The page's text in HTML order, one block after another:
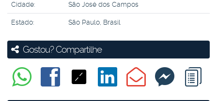
Cidade: São José dos Campos
Estado: São Paulo, Brasil
Gostou? Compartilhe